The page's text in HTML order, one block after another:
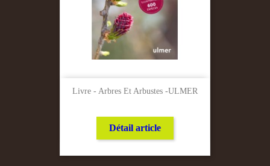
Livre - Arbres Et Arbustes -ULMER
Détail article